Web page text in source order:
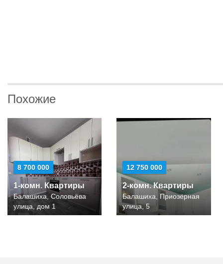
Похожие
8 700 000
1-комн. Квартиры
Балашиха, Соловьёва
улица, дом 1
12 750 000
2-комн. Квартиры
Балашиха, Приозёрная
улица, 5